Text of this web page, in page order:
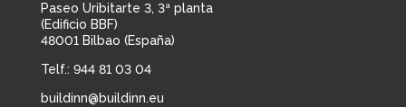
Paseo Uribitarte 3, 3ª planta
(Edificio BBF)
48001 Bilbao (España)
Telf.: 944 81 03 04
buildinn@buildinn.eu